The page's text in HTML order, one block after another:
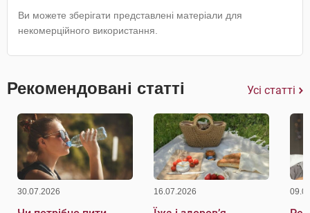
Ви можете зберігати представлені матеріали для
некомерційного використання.
Рекомендовані статті Усі статті
30.07.2026 16.07.2026